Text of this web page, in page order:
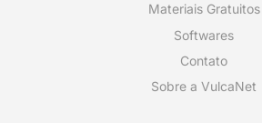
Materiais Gratuitos
Softwares
Contato
Sobre a VulcaNet